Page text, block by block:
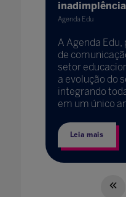
Agenda Edu
A Agenda
de
setor
a evolução do
integrando
em um único
Leia mais